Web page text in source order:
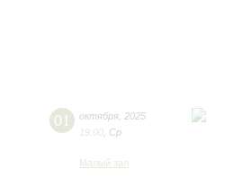
01 октября 2025
19:00 Ср
Малый зал